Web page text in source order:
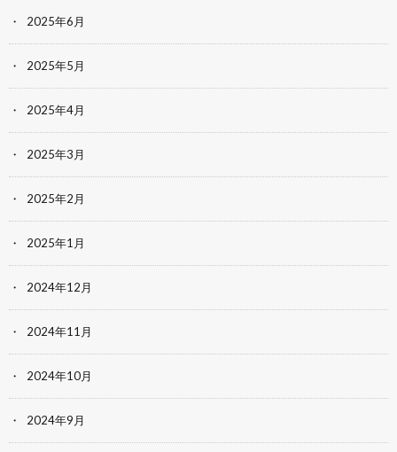
2025年6月
2025年5月
2025年4月
2025年3月
2025年2月
2025年1月
2024年12月
2024年11月
2024年10月
2024年9月